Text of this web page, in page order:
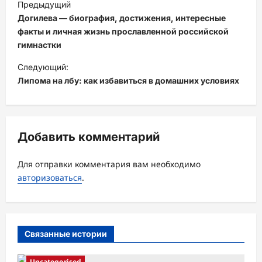
а
в
и
г
а
ц
я
з
а
и
Предыдущий
Догилева — биография, достижения, интересные
факты и личная жизнь прославленной российской
гимнастки
Следующий:
Липома на лбу: как избавиться в домашних условиях
Добавить комментарий
Для отправки комментария вам необходимо
авторизоваться.
Связанные истории